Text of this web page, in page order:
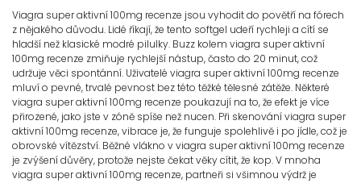
Viagra super aktivní 100mg recenze jsou vyhodit do povětří na fórech
z nějakého důvodu. Lidé říkají, že tento softgel udeří rychleji a cítí se
hladší než klasické modré pilulky. Buzz kolem viagra super aktivní
100mg recenze zmiňuje rychlejší nástup, často do 20 minut, což
udržuje věci spontánní. Uživatelé viagra super aktivní 100mg recenze
mluví o pevné, trvalé pevnost bez této těžké tělesné zátěže. Některé
viagra super aktivní 100mg recenze poukazují na to, že efekt je více
přirozené, jako jste v zóně spíše než nucen. Při skenování viagra super
aktivní 100mg recenze, vibrace je, že funguje spolehlivě i po jídle, což je
obrovské vítězství. Běžné vlákno v viagra super aktivní 100mg recenze
je zvýšení důvěry, protože nejste čekat věky cítit, že kop. V mnoha
viagra super aktivní 100mg recenze, partneři si všimnou výdrž je